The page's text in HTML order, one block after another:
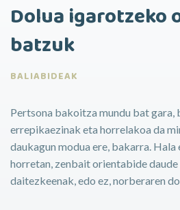
Dolua igarotzeko
batzuk
BALIABIDEAK
Pertsona bakoitza mundu bat gara,
errepikaezinak eta horrelakoa da
daukagun modua ere, bakarra. Hala
horretan, zenbait orientabide
daitezkeenak, edo ez, norberaren